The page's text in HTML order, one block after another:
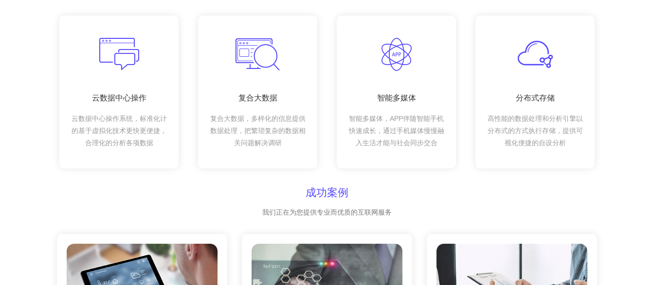
云数据中心操作
云数据中心操作系统，标准化计
的基于虚拟化技术更快更便捷，
合理化的分析各项数据
复合大数据
复合大数据，多样化的信息提供
数据处理，把繁琐复杂的数据相
关问题解决调研
智能多媒体
智能多媒体，APP伴随智能手机
快速成长，通过手机媒体慢慢融
入生活才能与社会同步交合
分布式存储
高性能的数据处理和分析引擎以
分布式的方式执行存储，提供可
视化便捷的自设分析
成功案例
我们正在为您提供专业而优质的互联网服务